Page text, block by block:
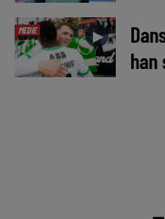
MEDIE ►
han